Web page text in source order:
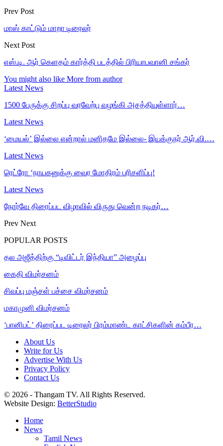
Prev Post
மாஸ் காட்டும் மாறா டிரைலர்
Next Post
எஸ்.டி. ஆர் கெளதம் கார்த்தி படத்தில் பிரியாபவானி சங்கர்
You might also like More from author
Latest News
1500 பேருக்கு சிறப்பு வரவேற்பு வழங்கி அசத்தியுள்ளார்…
Latest News
‘மையல்’ இல்லை என்றால் மனிதமே இல்லை- இயக்குநர் ஆர்.வி.…
Latest News
ரெட்ரோ ‘நாயகனுக்கு வைர மோதிரம் பரிசளிப்பு!
Latest News
நோர்வே திரைப்பட விழாவில் விருது வென்ற நடிகர்…
Prev Next
POPULAR POSTS
தல அஜீத்திற்கு “டிவிட்டர் இந்தியா” அழைப்பு
கைதி விமர்சனம்
சிவப்பு மஞ்சள் பச்சை விமர்சனம்
மகாமுனி விமர்சனம்
‘பானிபட்’ திரைப்பட டிரைலர் பிரம்மாண்ட காட்சிகளின் கம்பீர…
About Us
Write for Us
Advertise With Us
Privacy Policy
Contact Us
© 2026 - Thangam TV. All Rights Reserved.
Website Design: BetterStudio
Home
News
Tamil News